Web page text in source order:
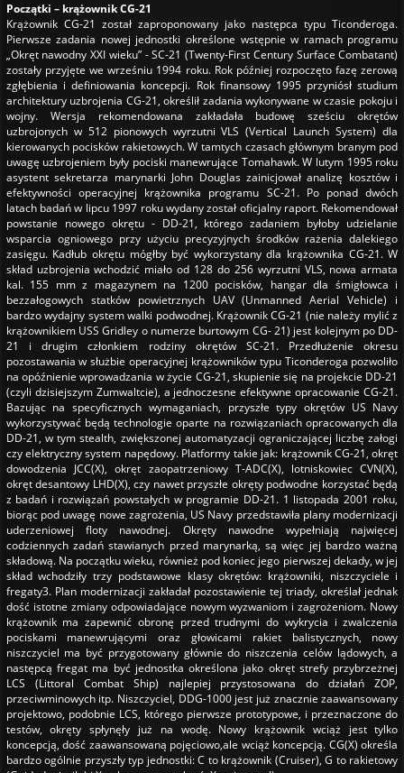
Początki – krążownik CG-21
Krążownik CG-21 został zaproponowany jako następca typu Ticonderoga.
Pierwsze zadania nowej jednostki określone wstępnie w ramach programu
„Okręt nawodny XXI wieku” - SC-21 (Twenty-First Century Surface Combatant)
zostały przyjęte we wrześniu 1994 roku. Rok później rozpoczęto fazę zerową
zgłębienia i definiowania koncepcji. Rok finansowy 1995 przyniósł studium
architektury uzbrojenia CG-21, określił zadania wykonywane w czasie pokoju i
wojny. Wersja rekomendowana zakładała budowę sześciu okrętów
uzbrojonych w 512 pionowych wyrzutni VLS (Vertical Launch System) dla
kierowanych pocisków rakietowych. W tamtych czasach głównym branym pod
uwagę uzbrojeniem były pociski manewrujące Tomahawk. W lutym 1995 roku
asystent sekretarza marynarki John Douglas zainicjował analizę kosztów i
efektywności operacyjnej krążownika programu SC-21. Po ponad dwóch
latach badań w lipcu 1997 roku wydany został oficjalny raport. Rekomendował
powstanie nowego okrętu - DD-21, którego zadaniem byłoby udzielanie
wsparcia ogniowego przy użyciu precyzyjnych środków rażenia dalekiego
zasięgu. Kadłub okrętu mógłby być wykorzystany dla krążownika CG-21. W
skład uzbrojenia wchodzić miało od 128 do 256 wyrzutni VLS, nowa armata
kal. 155 mm z magazynem na 1200 pocisków, hangar dla śmigłowca i
bezzałogowych statków powietrznych UAV (Unmanned Aerial Vehicle) i
bardzo wydajny system walki podwodnej. Krążownik CG-21 (nie należy mylić z
krążownikiem USS Gridley o numerze burtowym CG- 21) jest kolejnym po DD-
21 i drugim członkiem rodziny okrętów SC-21. Przedłużenie okresu
pozostawania w służbie operacyjnej krążowników typu Ticonderoga pozwoliło
na opóźnienie wprowadzania w życie CG-21, skupienie się na projekcie DD-21
(czyli dzisiejszym Zumwaltcie), a jednoczesne efektywne opracowanie CG-21.
Bazując na specyficznych wymaganiach, przyszłe typy okrętów US Navy
wykorzystywać będą technologie oparte na rozwiązaniach opracowanych dla
DD-21, w tym stealth, zwiększonej automatyzacji ograniczającej liczbę załogi
czy elektryczny system napędowy. Platformy takie jak: krążownik CG-21, okręt
dowodzenia JCC(X), okręt zaopatrzeniowy T-ADC(X), lotniskowiec CVN(X),
okręt desantowy LHD(X), czy nawet przyszłe okręty podwodne korzystać będą
z badań i rozwiązań powstałych w programie DD-21. 1 listopada 2001 roku,
biorąc pod uwagę nowe zagrożenia, US Navy przedstawiła plany modernizacji
uderzeniowej floty nawodnej. Okręty nawodne wypełniają najwięcej
codziennych zadań stawianych przed marynarką, są więc jej bardzo ważną
składową. Na początku wieku, również pod koniec jego pierwszej dekady, w jej
skład wchodziły trzy podstawowe klasy okrętów: krążowniki, niszczyciele i
fregaty3. Plan modernizacji zakładał pozostawienie tej triady, określał jednak
dość istotne zmiany odpowiadające nowym wyzwaniom i zagrożeniom. Nowy
krążownik ma zapewnić obronę przed trudnymi do wykrycia i zwalczenia
pociskami manewrującymi oraz głowicami rakiet balistycznych, nowy
niszczyciel ma być przygotowany głównie do niszczenia celów lądowych, a
następcą fregat ma być jednostka określona jako okręt strefy przybrzeżnej
LCS (Littoral Combat Ship) najlepiej przystosowana do działań ZOP,
przeciwminowych itp. Niszczyciel, DDG-1000 jest już znacznie zaawansowany
projektowo, podobnie LCS, którego pierwsze prototypowe, i przeznaczone do
testów, okręty spłynęły już na wodę. Nowy krążownik wciąż jest tylko
koncepcją, dość zaawansowaną pojęciowo,ale wciąż koncepcją. CG(X) określa
bardzo ogólnie przyszły typ jednostki: C to krążownik (Cruiser), G to rakietowy